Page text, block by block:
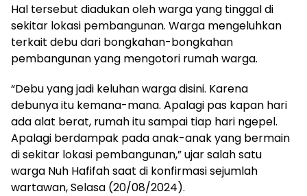
Hal tersebut diadukan oleh warga yang tinggal di
sekitar lokasi pembangunan. Warga mengeluhkan
terkait debu dari bongkahan-bongkahan
pembangunan yang mengotori rumah warga.
“Debu yang jadi keluhan warga disini. Karena
debunya itu kemana-mana. Apalagi pas kapan hari
ada alat berat, rumah itu sampai tiap hari ngepel.
Apalagi berdampak pada anak-anak yang bermain
di sekitar lokasi pembangunan,” ujar salah satu
warga Nuh Hafifah saat di konfirmasi sejumlah
wartawan, Selasa (20/08/2024).